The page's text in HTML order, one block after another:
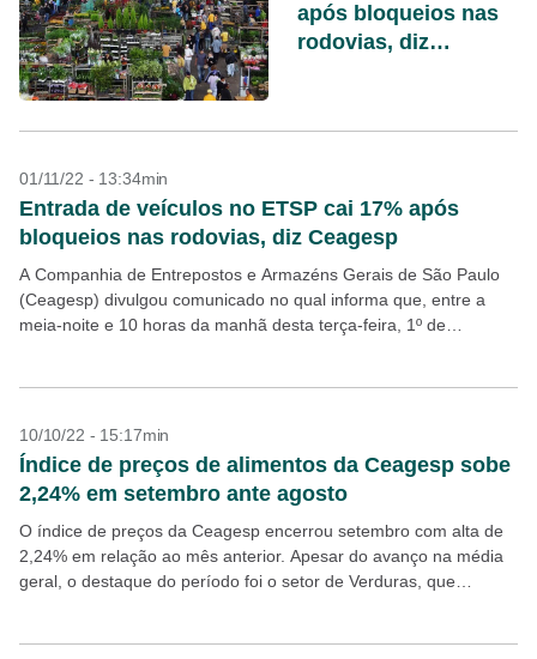
após bloqueios nas
rodovias, diz
01/11/22 - 13:34min
Entrada de veículos no ETSP cai 17% após
bloqueios nas rodovias, diz Ceagesp
A Companhia de Entrepostos e Armazéns Gerais de São Paulo
(Ceagesp) divulgou comunicado no qual informa que, entre a
meia-noite e 10 horas da manhã desta terça-feira, 1º de
10/10/22 - 15:17min
Índice de preços de alimentos da Ceagesp sobe
2,24% em setembro ante agosto
O índice de preços da Ceagesp encerrou setembro com alta de
2,24% em relação ao mês anterior. Apesar do avanço na média
geral, o destaque do período foi o setor de Verduras, que